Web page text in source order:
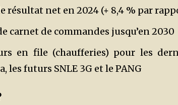
résultat net en 2024 (+ 8,4 % par
carnet de commandes jusqu’en 2030
en file (chaufferies) pour les
les futurs SNLE 3G et le PANG